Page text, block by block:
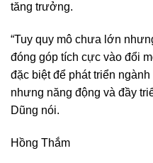
tăng trưởng.
“Tuy quy mô chưa lớn
đóng góp tích cực vào đổi
đặc biệt để phát triển
nhưng năng động và đầy
Dũng nói.
Hồng Thắm